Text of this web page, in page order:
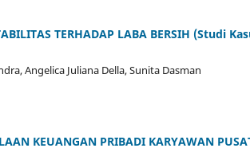
TERHADAP LABA BERSIH (Studi
Angelica Juliana Della, Sunita Dasman
KEUANGAN PRIBADI KARYAWAN